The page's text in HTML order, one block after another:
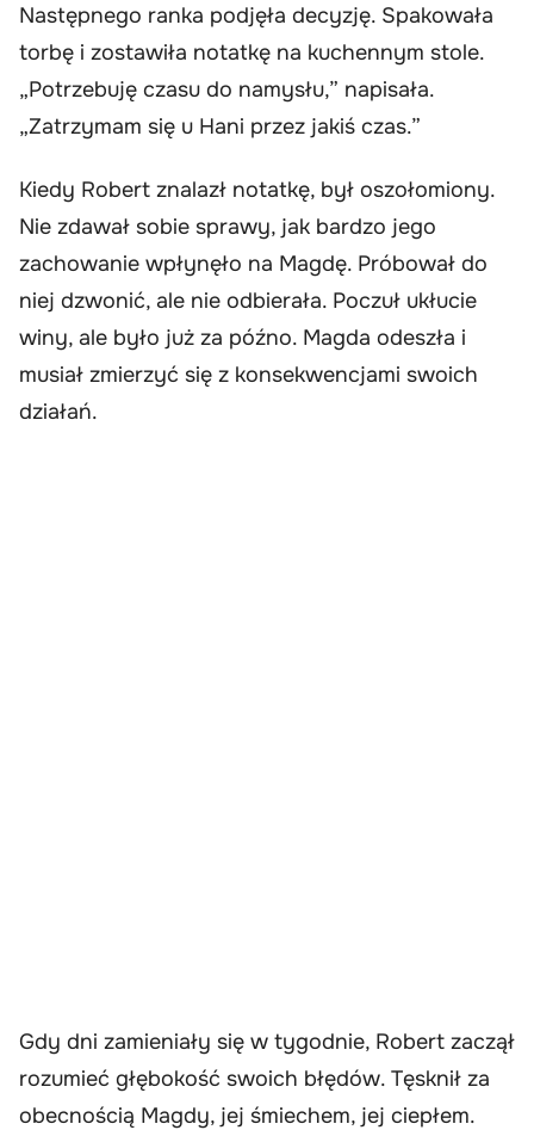
Następnego ranka podjęła decyzję. Spakowała
torbę i zostawiła notatkę na kuchennym stole.
„Potrzebuję czasu do namysłu,” napisała.
„Zatrzymam się u Hani przez jakiś czas.”
Kiedy Robert znalazł notatkę, był oszołomiony.
Nie zdawał sobie sprawy, jak bardzo jego
zachowanie wpłynęło na Magdę. Próbował do
niej dzwonić, ale nie odbierała. Poczuł ukłucie
winy, ale było już za późno. Magda odeszła i
musiał zmierzyć się z konsekwencjami swoich
działań.
Gdy dni zamieniały się w tygodnie, Robert zaczął
rozumieć głębokość swoich błędów. Tęsknił za
obecnością Magdy, jej śmiechem, jej ciepłem.